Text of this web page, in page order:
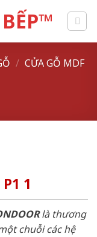
/ CỬA GỖ MDF
1
là thương
chuỗi các hệ